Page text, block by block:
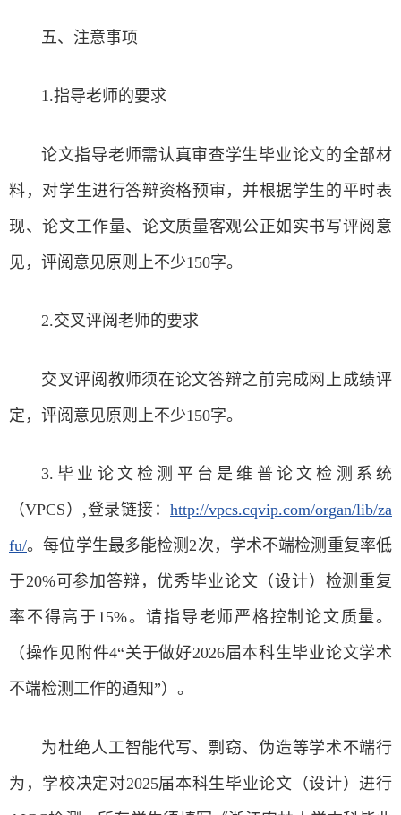
五、注意事项
1.指导老师的要求
论文指导老师需认真审查学生毕业论文的全部材
料，对学生进行答辩资格预审，并根据学生的平时表
现、论文工作量、论文质量客观公正如实书写评阅意
见，评阅意见原则上不少150字。
2.交叉评阅老师的要求
交叉评阅教师须在论文答辩之前完成网上成绩评
定， 评阅意见原则上不少150字。
3.毕业论文检测平台是维普论文检测系统
（VPCS）,登录链接： http://vpcs.cqvip.com/organ/lib/za
fu/。每位学生最多能检测2次，学术不端检测重复率低
于20%可参加答辩，优秀毕业论文（设计）检测重复
率不得高于15%。请指导老师严格控制论文质量。
（操作见附件4“关于做好2026届本科生毕业论文学术
不端检测工作的通知”）。
为杜绝人工智能代写、剽窃、伪造等学术不端行
为，学校决定对2025届本科生毕业论文（设计）进行